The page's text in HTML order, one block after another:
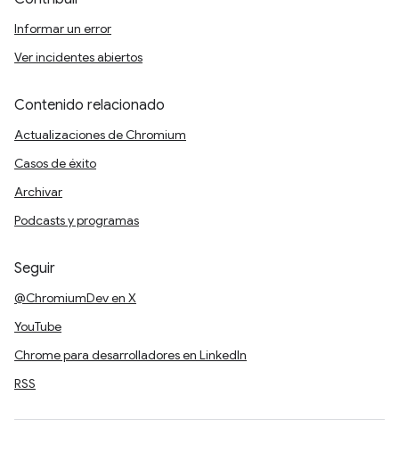
Informar un error
Ver incidentes abiertos
Contenido relacionado
Actualizaciones de Chromium
Casos de éxito
Archivar
Podcasts y programas
Seguir
@ChromiumDev en X
YouTube
Chrome para desarrolladores en LinkedIn
RSS